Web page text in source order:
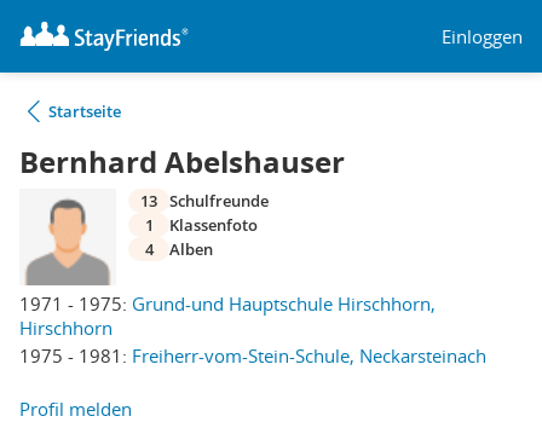
Einloggen
Startseite
Bernhard Abelshauser
1971 - 1975: Grund-und Hauptschule Hirschhorn,
Hirschhorn
1975 - 1981: Freiherr-vom-Stein-Schule, Neckarsteinach
13 Schulfreunde
1
Klassenfoto
4
Alben
Profil melden